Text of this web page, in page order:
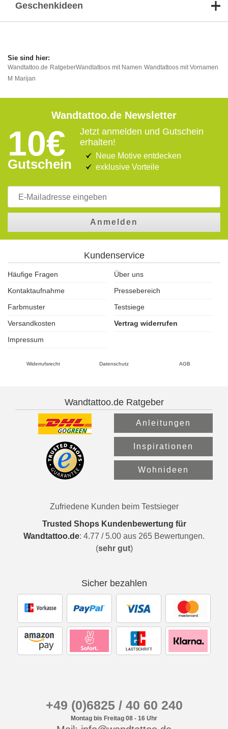
Geschenkideen
Wandtattoo.de RatgeberWandtattoos mit Namen Wandtattoos mit Vornamen
M Marijan
Wandtattoo.de Newsletter
10€
Gutschein
Jetzt anmelden und Gutschein
erhalten!
Neue Motive entdecken
exklusive Vorteile
Anmelden
Kundenservice
Häufige Fragen
Über uns
Kontaktaufnahme
Pressebereich
Farbmuster
Testsiege
Versandkosten
Vertrag widerrufen
Impressum
Widerrufsrecht Datenschutz AGB
Wandtattoo.de Ratgeber
Anleitungen
Inspirationen
Wohnideen
Zufriedene Kunden beim Testsieger
Trusted Shops Kundenbewertung für
Wandtattoo.de: 4.77 / 5.00 aus 265 Bewertungen.
(sehr gut)
Sicher bezahlen
+49 (0)6825 / 40 60 240
Montag bis Freitag 08 - 16 Uhr